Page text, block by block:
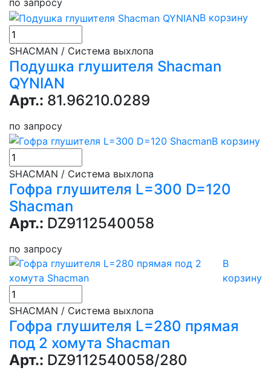
по запросу
В корзину
SHACMAN / Система выхлопа
Подушка глушителя Shacman
QYNIAN
Арт.: 81.96210.0289
по запросу
В корзину
SHACMAN / Система выхлопа
Гофра глушителя L=300 D=120
Shacman
Арт.: DZ9112540058
по запросу
В
корзину
SHACMAN / Система выхлопа
Гофра глушителя L=280 прямая
под 2 хомута Shacman
Арт.: DZ9112540058/280